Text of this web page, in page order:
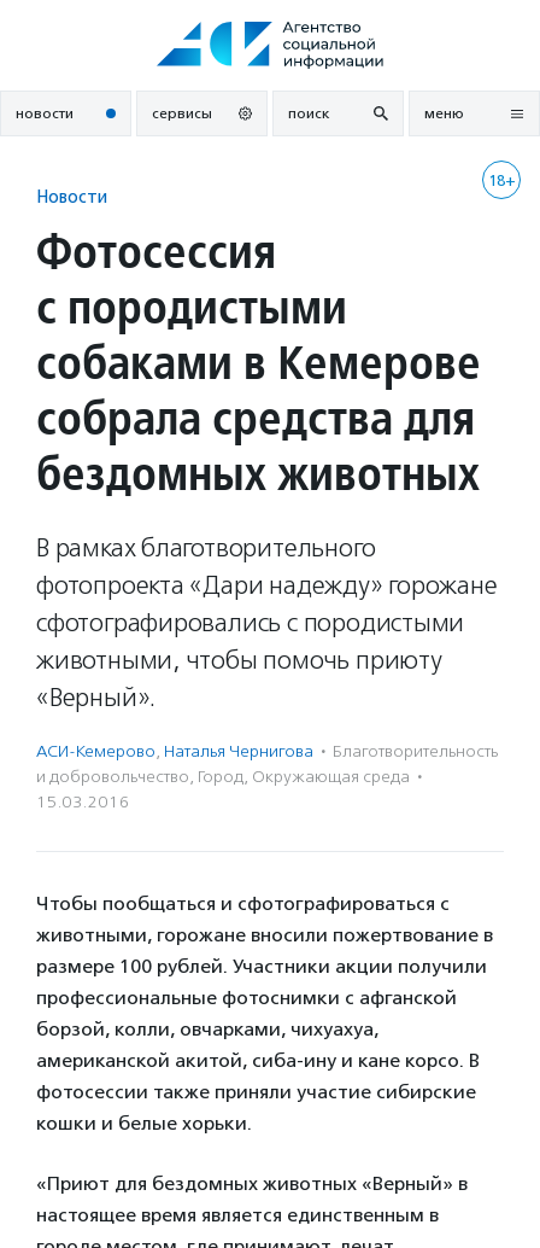
новости сервисы поиск меню
18+
Новости
Фотосессия
с породистыми
собаками в Кемерове
собрала средства для
бездомных животных
В рамках благотворительного
фотопроекта «Дари надежду» горожане
сфотографировались с породистыми
животными, чтобы помочь приюту
«Верный».
АСИ-Кемерово, Наталья Чернигова · Благотвори­тель­ность
и доброволь­чест­во, Город, Окружающая среда ·
15.03.2016
Чтобы пообщаться и сфотографироваться с
животными, горожане вносили пожертвование в
размере 100 рублей. Участники акции получили
профессиональные фотоснимки с афганской
борзой, колли, овчарками, чихуахуа,
американской акитой, сиба-ину и кане корсо. В
фотосессии также приняли участие сибирские
кошки и белые хорьки.
«Приют для бездомных животных «Верный» в
настоящее время является единственным в